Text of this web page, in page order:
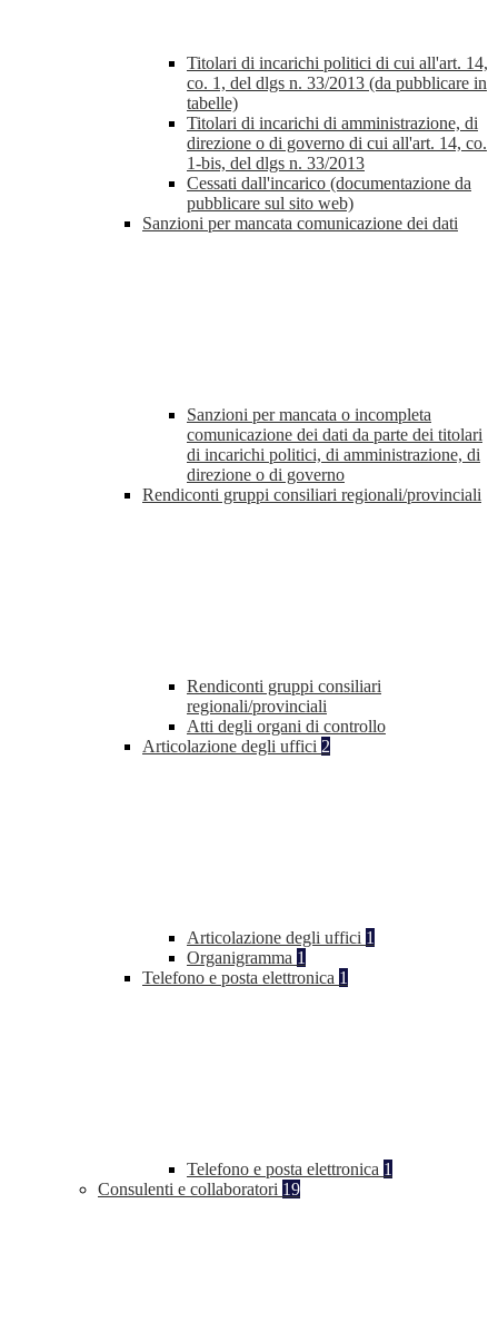
Titolari di incarichi politici di cui all'art. 14,
co. 1, del dlgs n. 33/2013 (da pubblicare in
tabelle)
Titolari di incarichi di amministrazione, di
direzione o di governo di cui all'art. 14, co.
1-bis, del dlgs n. 33/2013
Cessati dall'incarico (documentazione da
pubblicare sul sito web)
Sanzioni per mancata comunicazione dei dati
Sanzioni per mancata o incompleta
comunicazione dei dati da parte dei titolari
di incarichi politici, di amministrazione, di
direzione o di governo
Rendiconti gruppi consiliari regionali/provinciali
Rendiconti gruppi consiliari
regionali/provinciali
Atti degli organi di controllo
Articolazione degli uffici 2
Articolazione degli uffici 1
Organigramma 1
Telefono e posta elettronica 1
Telefono e posta elettronica 1
Consulenti e collaboratori 19